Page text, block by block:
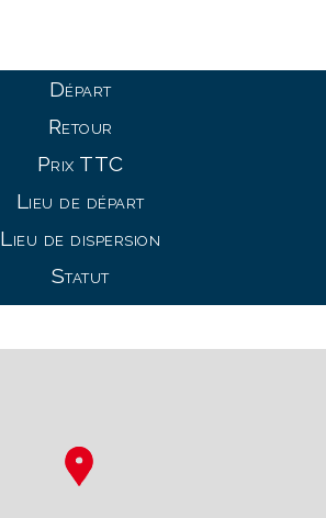
Départ
Retour
Prix TTC
Lieu de départ
Lieu de dispersion
Statut